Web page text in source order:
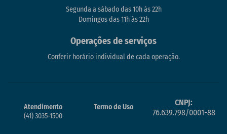
Segunda a sábado das 10h às 22h
Domingos das 11h às 22h
Operações de serviços
Conferir horário individual de cada operação.
Atendimento
(41) 3035-1500
Termo de Uso
CNPJ:
76.639.798/0001-88